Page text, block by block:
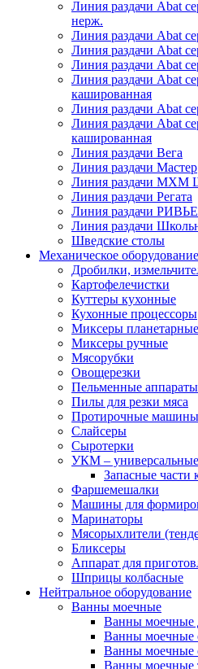
Линия раздачи Abat
нерж.
Линия раздачи Abat
Линия раздачи Abat
Линия раздачи Abat
Линия раздачи Abat
кашированная
Линия раздачи Abat
Линия раздачи Abat
кашированная
Линия раздачи Вега
Линия раздачи Мастер
Линия раздачи
Линия раздачи Регата
Линия раздачи
Линия раздачи
Шведские столы
Механическое оборудование
Дробилки,
Картофелечистки
Куттеры кухонные
Кухонные процессоры
Миксеры планетарные
Миксеры ручные
Мясорубки
Овощерезки
Пельменные аппараты
Пилы для резки мяса
Протирочные машины
Слайсеры
Сыротерки
УКМ –
Запасные
Фаршемешалки
Машины для
Маринаторы
Мясорыхлители
Бликсеры
Аппарат для
Шприцы колбасные
Нейтральное оборудование
Ванны моечные
Ванны моечные
Ванны моечные
Ванны моечные
Ванны моечные